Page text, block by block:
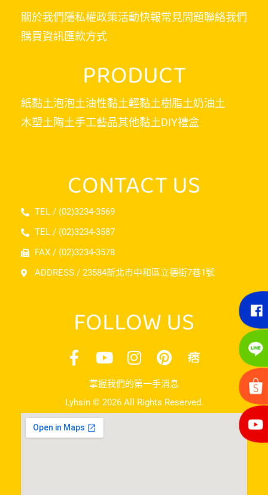
關於我們隱私權政策活動快報常見問題聯絡我們
購買資訊匯款方式
PRODUCT
紙黏土泡泡土油性黏土輕黏土樹脂土奶油土
木塑土陶土手工藝品其他黏土DIY禮盒
CONTACT US
TEL / (02)3234-3569
TEL / (02)3234-3587
FAX / (02)3234-3578
ADDRESS / 23584新北市中和區立德街7巷1號
FOLLOW US
掌握我們的第一手消息
Lyhsin © 2026 All Rights Reserved.